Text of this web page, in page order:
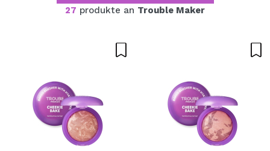
Ich habe hier kein Konto
FRANCES
27 produkte an Trouble Maker